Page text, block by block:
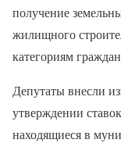
получение
жилищного
категориям
Депутаты внесли
утверждении
находящиеся в